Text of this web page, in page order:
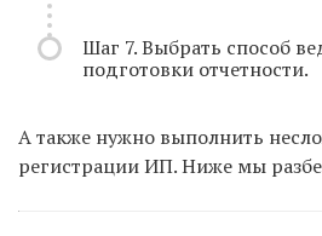
Шаг 7. Выбрать способ
подготовки отчетности.
А также нужно выполнить
регистрации ИП. Ниже мы